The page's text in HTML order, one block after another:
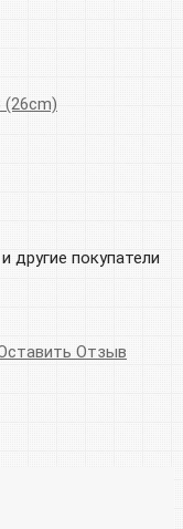
(26cm)
другие покупатели
Отзыв